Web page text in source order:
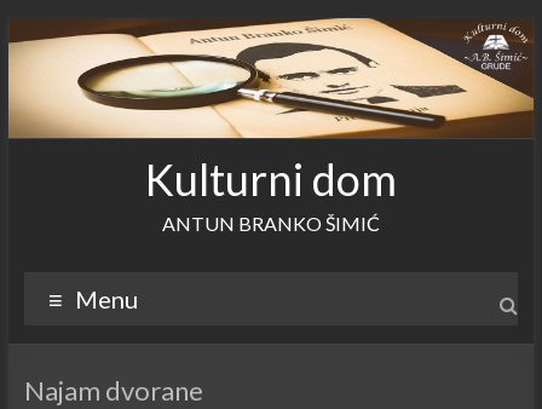
to
Kulturni dom
ANTUN BRANKO ŠIMIĆ
Menu
Najam dvorane